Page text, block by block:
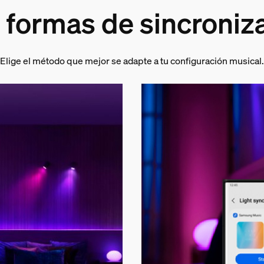
formas de
Elige el método que mejor se adapte a tu configuración musical.